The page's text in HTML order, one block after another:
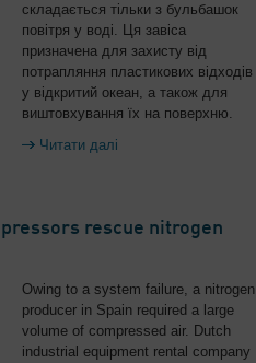
складається тільки з бульбашок
повітря у воді. Ця завіса
призначена для захисту від
потрапляння пластикових відходів
у відкритий океан, а також для
виштовхування їх на поверхню.
Читати далі
rescue nitrogen
Owing to a system failure, a nitrogen
producer in Spain required a large
volume of compressed air. Dutch
industrial equipment rental company